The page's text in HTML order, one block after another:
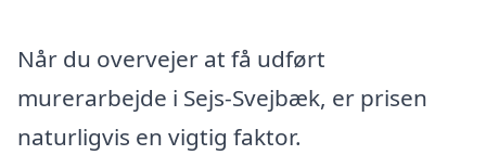
Når du overvejer at få udført
murerarbejde i Sejs-Svejbæk, er prisen
naturligvis en vigtig faktor.